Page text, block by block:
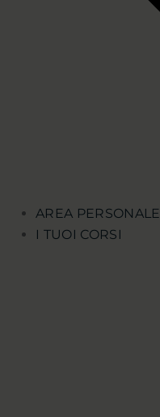
AREA PERSONALE
I TUOI CORSI